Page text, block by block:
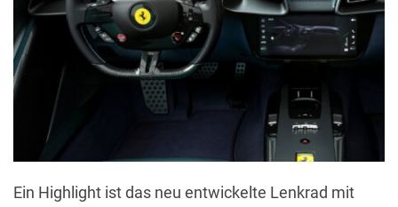
Ein Highlight ist das neu entwickelte Lenkrad mit